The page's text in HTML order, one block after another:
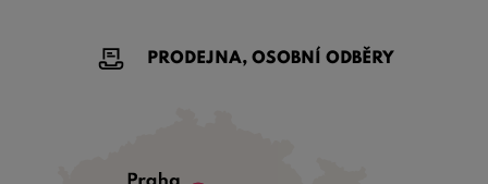
PRODEJNA, OSOBNÍ ODBĚRY